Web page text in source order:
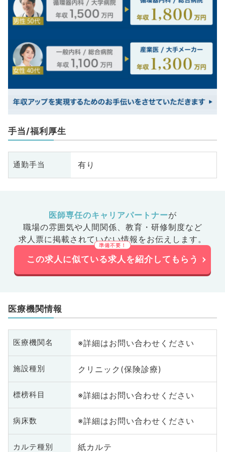
手当/福利厚生
通勤手当 有り
医師専任のキャリアパートナーが
職場の雰囲気や人間関係、 教育・研修制度など
求人票に掲載されていない情報をお伝えします。
この求人に似ている求人を紹介してもらう
医療機関情報
医療機関名 ※詳細はお問い合わせください
施設種別 クリニック(保険診療)
標榜科目 ※詳細はお問い合わせください
病床数 ※詳細はお問い合わせください
カルテ種別 紙カルテ